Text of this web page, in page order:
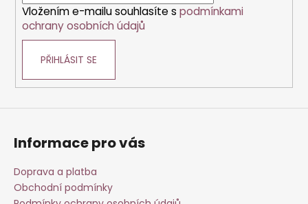
Vložením e-mailu souhlasíte s podmínkami
ochrany osobních údajů
PŘIHLÁSIT SE
Informace pro vás
Doprava a platba
Obchodní podmínky